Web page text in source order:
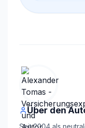
Über den
Seit 2004 als